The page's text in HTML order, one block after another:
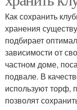
Как сохранить
хранения
подбирает
зависимости от
частном доме,
подвале. В
используют торф,
позволят